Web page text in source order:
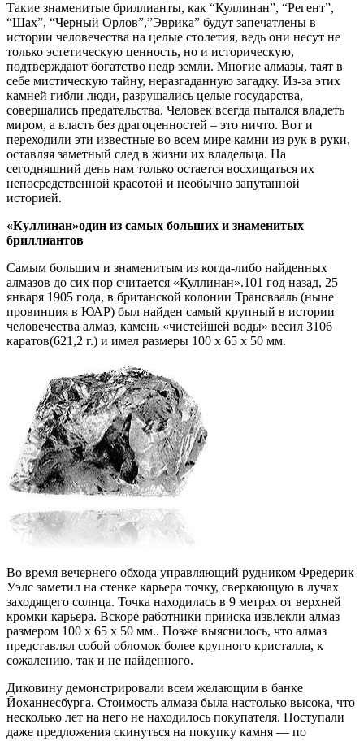
Такие знаменитые бриллианты, как “Куллинан”, “Регент”,
“Шах”, “Черный Орлов”,”Эврика” будут запечатлены в
истории человечества на целые столетия, ведь они несут не
только эстетическую ценность, но и историческую,
подтверждают богатство недр земли. Многие алмазы, таят в
себе мистическую тайну, неразгаданную загадку. Из-за этих
камней гибли люди, разрушались целые государства,
совершались предательства. Человек всегда пытался владеть
миром, а власть без драгоценностей – это ничто. Вот и
переходили эти известные во всем мире камни из рук в руки,
оставляя заметный след в жизни их владельца. На
сегодняшний день нам только остается восхищаться их
непосредственной красотой и необычно запутанной
историей.
«Куллинан»один из самых больших и знаменитых
бриллиантов
Самым большим и знаменитым из когда-либо найденных
алмазов до сих пор считается «Куллинан».101 год назад, 25
января 1905 года, в британской колонии Трансвааль (ныне
провинция в ЮАР) был найден самый крупный в истории
человечества алмаз, камень «чистейшей воды» весил 3106
каратов(621,2 г.) и имел размеры 100 х 65 х 50 мм.
Во время вечернего обхода управляющий рудником Фредерик
Уэлс заметил на стенке карьера точку, сверкающую в лучах
заходящего солнца. Точка находилась в 9 метрах от верхней
кромки карьера. Вскоре работники прииска извлекли алмаз
размером 100 х 65 х 50 мм.. Позже выяснилось, что алмаз
представлял собой обломок более крупного кристалла, к
сожалению, так и не найденного.
Диковину демонстрировали всем желающим в банке
Йоханнесбурга. Стоимость алмаза была настолько высока, что
несколько лет на него не находилось покупателя. Поступали
даже предложения скинуться на покупку камня — по